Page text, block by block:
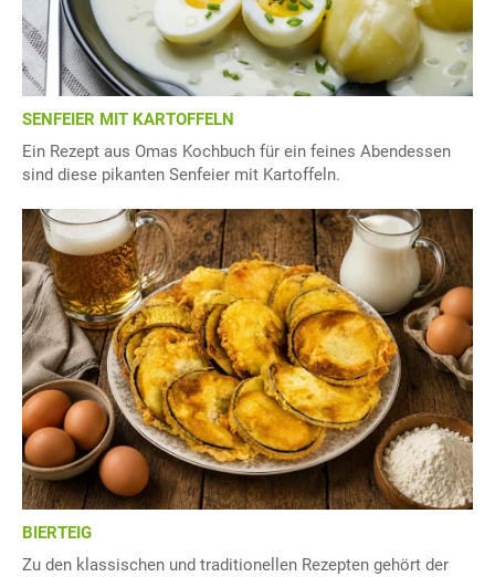
SENFEIER MIT KARTOFFELN
Ein Rezept aus Omas Kochbuch für ein feines Abendessen
sind diese pikanten Senfeier mit Kartoffeln.
BIERTEIG
Zu den klassischen und traditionellen Rezepten gehört der